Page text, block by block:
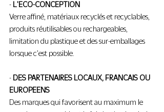
- L'ECO-CONCEPTION
Verre affiné, matériaux recyclés et recyclables,
produits réutilisables ou rechargeables,
limitation du plastique et des sur-emballages
lorsque c'est possible.
- DES PARTENAIRES LOCAUX, FRANCAIS OU
EUROPEENS
Des marques qui favorisent au maximum le